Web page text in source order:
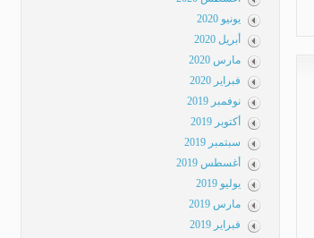
يونيو 2020
أبريل 2020
مارس 2020
فبراير 2020
نوفمبر 2019
أكتوبر 2019
سبتمبر 2019
أغسطس 2019
يوليو 2019
مارس 2019
فبراير 2019